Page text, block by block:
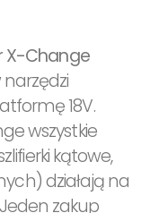
X-Change
18V.
wszystkie
kątowe,
działają na
zakup